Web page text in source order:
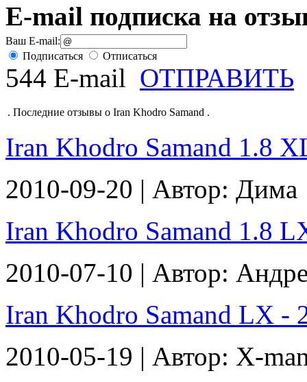
E-mail подписка на
Ваш E-mail:
Подписаться
Отписаться
544 E-mail ОТПРАВИТЬ
. Последние отзывы о Iran Khodro Samand .
Iran Khodro Samand 1.8
2010-09-20 | Автор: Дима
Iran Khodro Samand 1.8
2010-07-10 | Автор:
Iran Khodro Samand LX -
2010-05-19 | Автор: X-